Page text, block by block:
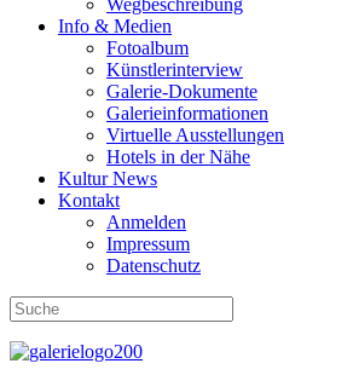
Wegbeschreibung
Info & Medien
Fotoalbum
Künstlerinterview
Galerie-Dokumente
Galerieinformationen
Virtuelle Ausstellungen
Hotels in der Nähe
Kultur News
Kontakt
Anmelden
Impressum
Datenschutz